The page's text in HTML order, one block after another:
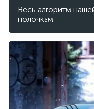
Весь алгоритм
полочкам